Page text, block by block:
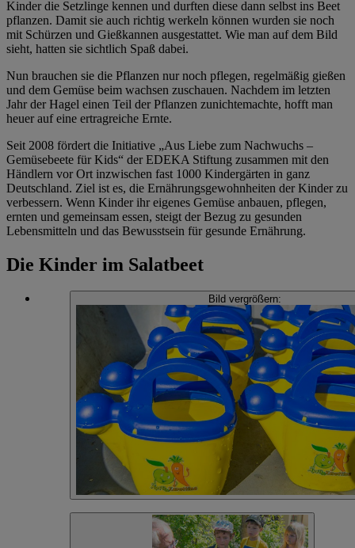
Kinder die Setzlinge kennen und durften diese dann selbst ins Beet
pflanzen. Damit sie auch richtig werkeln können wurden sie noch
mit Schürzen und Gießkannen ausgestattet. Wie man auf dem Bild
sieht, hatten sie sichtlich Spaß dabei.
Nun brauchen sie die Pflanzen nur noch pflegen, regelmäßig gießen
und dem Gemüse beim wachsen zuschauen. Nachdem im letzten
Jahr der Hagel einen Teil der Pflanzen zunichtemachte, hofft man
heuer auf eine ertragreiche Ernte.
Seit 2008 fördert die Initiative „Aus Liebe zum Nachwuchs –
Gemüsebeete für Kids“ der EDEKA Stiftung zusammen mit den
Händlern vor Ort inzwischen fast 1000 Kindergärten in ganz
Deutschland. Ziel ist es, die Ernährungsgewohnheiten der Kinder zu
verbessern. Wenn Kinder ihr eigenes Gemüse anbauen, pflegen,
ernten und gemeinsam essen, steigt der Bezug zu gesunden
Lebensmitteln und das Bewusstsein für gesunde Ernährung.
Die Kinder im Salatbeet
Bild vergrößern: